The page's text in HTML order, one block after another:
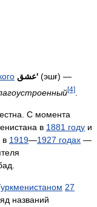
عشق' (эшғ) —
[4]
С момента
в 1881 году и
, в 1919—1927 годах —
27
названий